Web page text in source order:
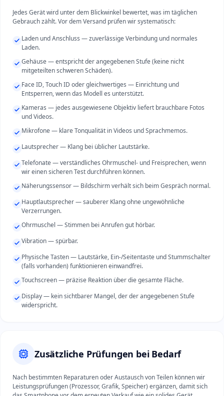
Jedes Gerät wird unter dem Blickwinkel bewertet, was im täglichen
Gebrauch zählt. Vor dem Versand prüfen wir systematisch:
Laden und Anschluss — zuverlässige Verbindung und normales
Laden.
Gehäuse — entspricht der angegebenen Stufe (keine nicht
mitgeteilten schweren Schäden).
Face ID, Touch ID oder gleichwertiges — Einrichtung und
Entsperren, wenn das Modell es unterstützt.
Kameras — jedes ausgewiesene Objektiv liefert brauchbare Fotos
und Videos.
Mikrofone — klare Tonqualität in Videos und Sprachmemos.
Lautsprecher — Klang bei üblicher Lautstärke.
Telefonate — verständliches Ohrmuschel- und Freisprechen, wenn
wir einen sicheren Test durchführen können.
Näherungssensor — Bildschirm verhält sich beim Gespräch normal.
Hauptlautsprecher — sauberer Klang ohne ungewöhnliche
Verzerrungen.
Ohrmuschel — Stimmen bei Anrufen gut hörbar.
Vibration — spürbar.
Physische Tasten — Lautstärke, Ein-/Seitentaste und Stummschalter
(falls vorhanden) funktionieren einwandfrei.
Touchscreen — präzise Reaktion über die gesamte Fläche.
Display — kein sichtbarer Mangel, der der angegebenen Stufe
widerspricht.
Zusätzliche Prüfungen bei Bedarf
Nach bestimmten Reparaturen oder Austausch von Teilen können wir
Leistungsprüfungen (Prozessor, Grafik, Speicher) ergänzen, damit sich